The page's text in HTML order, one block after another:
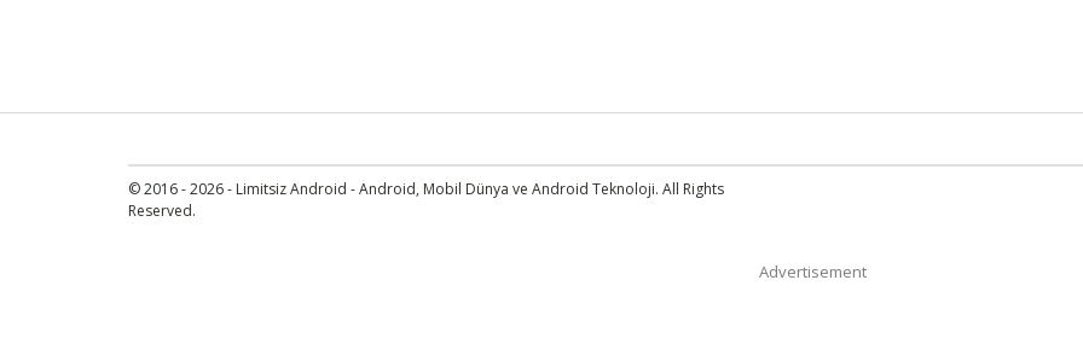
© 2016 - 2026 - Limitsiz Android - Android, Mobil Dünya ve Android Teknoloji. All Rights
Reserved.
Advertisement